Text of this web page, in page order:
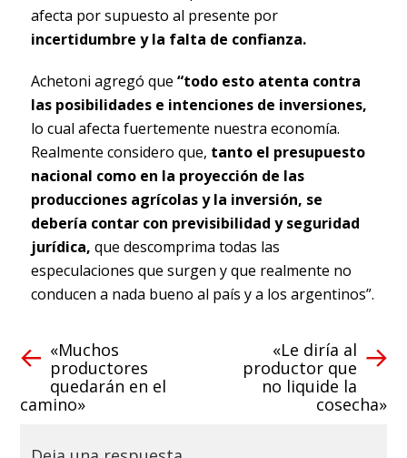
afecta por supuesto al presente por
incertidumbre y la falta de confianza.
Achetoni agregó que “todo esto atenta contra
las posibilidades e intenciones de inversiones,
lo cual afecta fuertemente nuestra economía.
Realmente considero que, tanto el presupuesto
nacional como en la proyección de las
producciones agrícolas y la inversión, se
debería contar con previsibilidad y seguridad
jurídica, que descomprima todas las
especulaciones que surgen y que realmente no
conducen a nada bueno al país y a los argentinos”.
«Muchos
productores
quedarán en el
camino»
«Le diría al
productor que
no liquide la
cosecha»